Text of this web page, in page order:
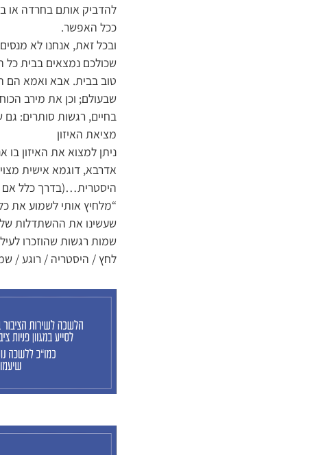
להדביק אותם בחרדה או
ככל האפשר.
ובכל זאת, אנחנו לא
טוב בבית. אבא ואמא הם
שבעולם; וכן את מירב
בחיים, רגשות סותרים: גם
מציאת האיזון
ניתן למצוא את האיזון
אדרבא, דוגמא אישית
היסטרית…(בדרך כלל אם
“מלחיץ אותי לשמוע את
שעשינו את ההשתדלות
שמות רגשות שהוזכרו
לחץ / היסטריה / רוגע /